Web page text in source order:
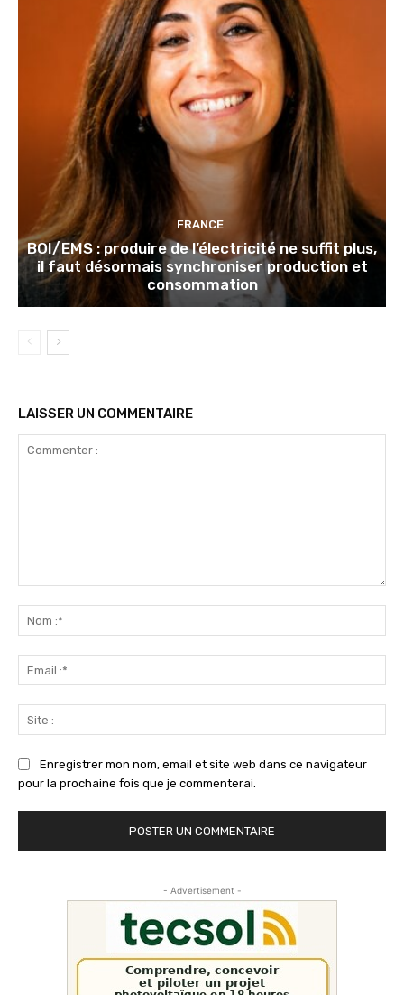
FRANCE
BOI/EMS : produire de l’électricité ne suffit plus,
il faut désormais synchroniser production et
consommation
LAISSER UN COMMENTAIRE
:*
:*
:
Enregistrer mon nom, email et site web dans ce navigateur
pour la prochaine fois que je commenterai.
- Advertisement -